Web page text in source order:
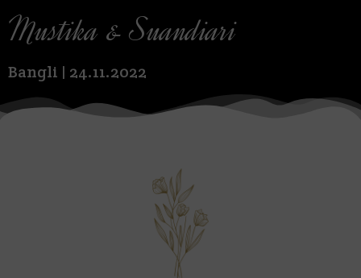
Mustika & Suandiari
Bangli | 24.11.2022